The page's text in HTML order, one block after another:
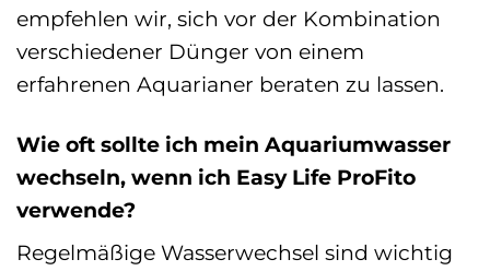
empfehlen wir, sich vor der Kombination
verschiedener Dünger von einem
erfahrenen Aquarianer beraten zu lassen.
Wie oft sollte ich mein Aquariumwasser
wechseln, wenn ich Easy Life ProFito
verwende?
Regelmäßige Wasserwechsel sind wichtig